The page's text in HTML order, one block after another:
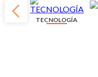
TECNOLOGÍA